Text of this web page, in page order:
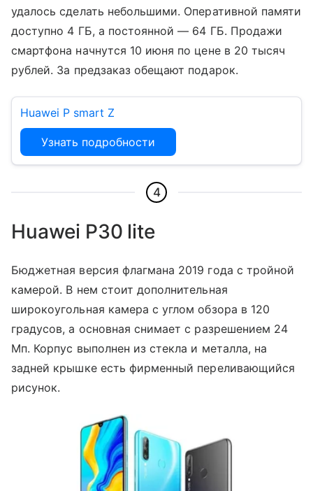
удалось сделать небольшими. Оперативной памяти
доступно 4 ГБ, а постоянной — 64 ГБ. Продажи
смартфона начнутся 10 июня по цене в 20 тысяч
рублей. За предзаказ обещают подарок.
Huawei P smart Z
Узнать подробности
4
Huawei P30 lite
Бюджетная версия флагмана 2019 года с тройной
камерой. В нем стоит дополнительная
широкоугольная камера с углом обзора в 120
градусов, а основная снимает с разрешением 24
Мп. Корпус выполнен из стекла и металла, на
задней крышке есть фирменный переливающийся
рисунок.